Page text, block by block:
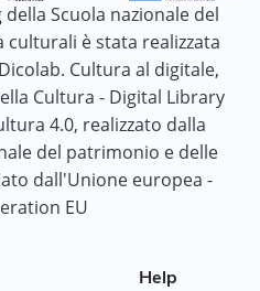
Scuola nazionale del
è stata realizzata
Cultura al digitale,
Cultura - Digital Library
4.0, realizzato dalla
del patrimonio e delle
dall'Unione europea -
EU
Help